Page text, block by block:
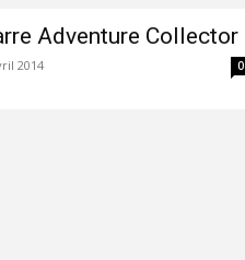
Adventure Collector
2014 0